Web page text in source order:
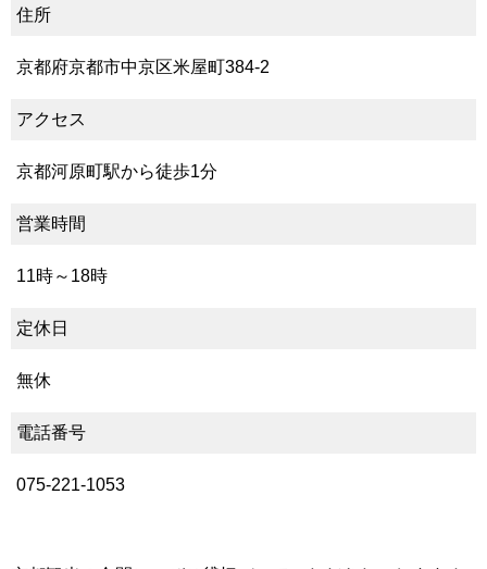
住所
京都府京都市中京区米屋町384-2
アクセス
京都河原町駅から徒歩1分
営業時間
11時～18時
定休日
無休
電話番号
075-221-1053